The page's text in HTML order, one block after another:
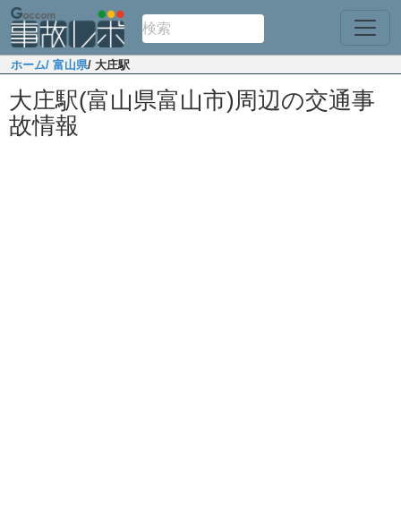
ホーム/ 富山県/ 大庄駅
大庄駅(富山県富山市)周辺の交通事
故情報